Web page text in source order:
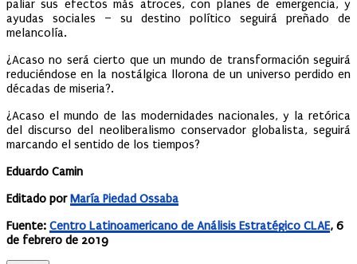
paliar sus efectos más atroces, con planes de emergencia, y
ayudas sociales – su destino político seguirá preñado de
melancolía.
¿Acaso no será cierto que un mundo de transformación seguirá
reduciéndose en la nostálgica llorona de un universo perdido en
décadas de miseria?.
¿Acaso el mundo de las modernidades nacionales, y la retórica
del discurso del neoliberalismo conservador globalista, seguirá
marcando el sentido de los tiempos?
Eduardo Camin
Editado porMaría Piedad Ossaba
Fuente: Centro Latinoamericano de Análisis Estratégico CLAE, 6
de febrero de 2019